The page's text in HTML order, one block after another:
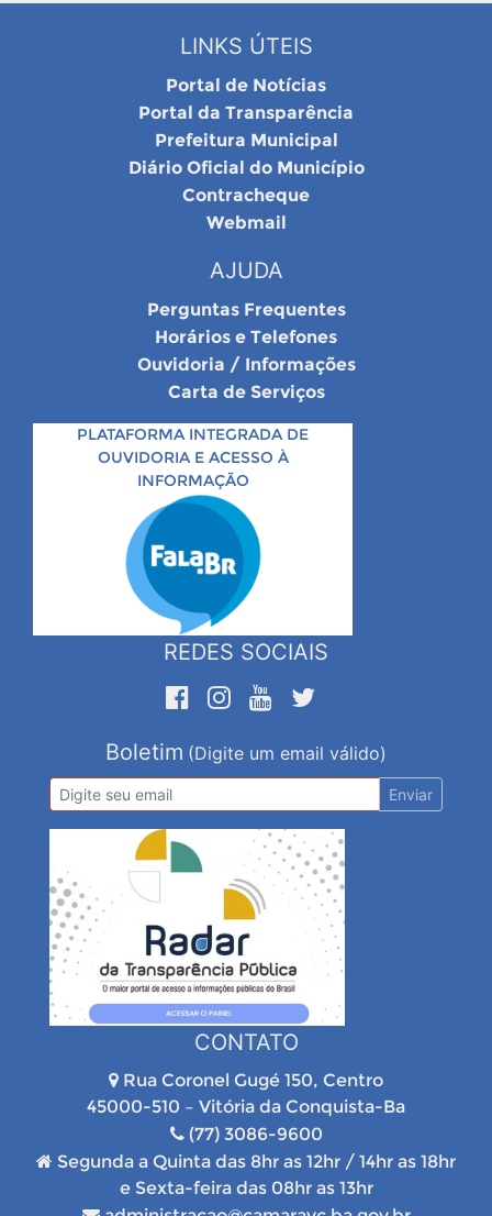
LINKS ÚTEIS
Portal de Notícias
Portal da Transparência
Prefeitura Municipal
Diário Oficial do Município
Contracheque
Webmail
AJUDA
Perguntas Frequentes
Horários e Telefones
Ouvidoria / Informações
Carta de Serviços
PLATAFORMA INTEGRADA DE
OUVIDORIA E ACESSO À
INFORMAÇÃO
REDES SOCIAIS
Boletim (Digite um email válido)
Enviar
CONTATO
Rua Coronel Gugé 150, Centro
45000-510 – Vitória da Conquista-Ba
(77) 3086-9600
Segunda a Quinta das 8hr as 12hr / 14hr as 18hr
e Sexta-feira das 08hr as 13hr